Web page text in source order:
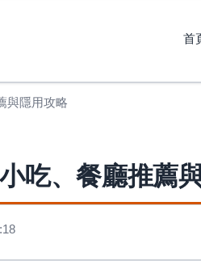
首
與隱用攻略
吃、餐廳推薦